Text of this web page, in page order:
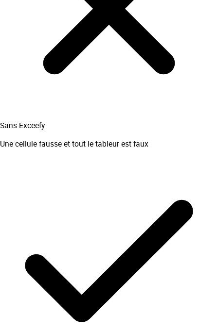
Sans Exceefy
Une cellule fausse et tout le tableur est faux